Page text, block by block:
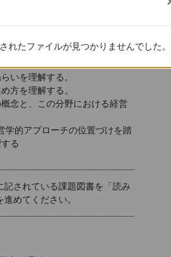
学的アプローチの位
いを理解する。
方を理解する。
念と、この分野における経営
学的アプローチの位置づけを踏
る
記されている課題図書を「読み
めてください。
れたファイルが見つかりませんでした。
れたファイルが見つかりませんでした。